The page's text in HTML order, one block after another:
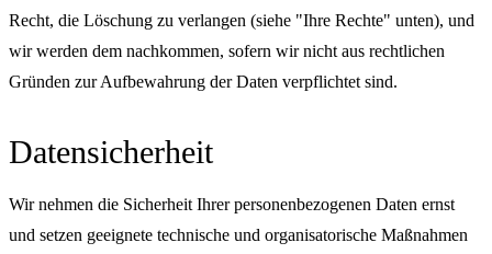
Recht, die Löschung zu verlangen (siehe "Ihre Rechte" unten), und
wir werden dem nachkommen, sofern wir nicht aus rechtlichen
Gründen zur Aufbewahrung der Daten verpflichtet sind.
Datensicherheit
Wir nehmen die Sicherheit Ihrer personenbezogenen Daten ernst
und setzen geeignete technische und organisatorische Maßnahmen